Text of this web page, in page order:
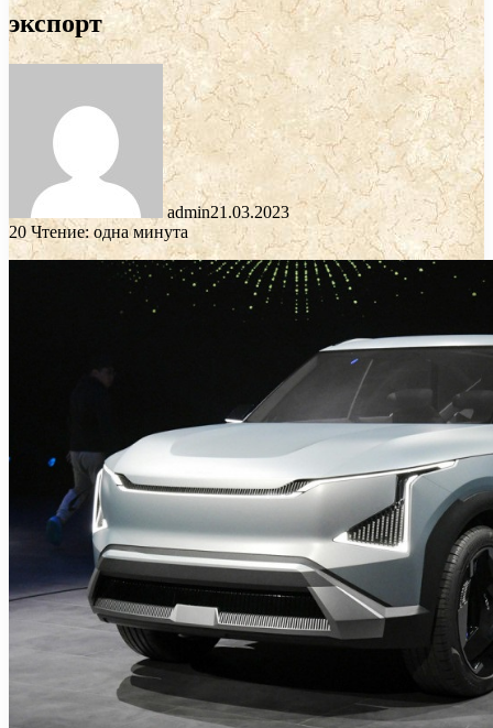
экспорт
admin21.03.2023
20 Чтение: одна минута